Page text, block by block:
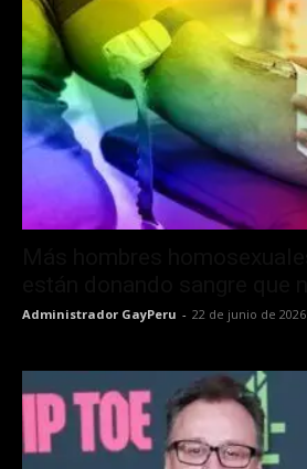
Administrador GayPeru - 22 de junio de 2026